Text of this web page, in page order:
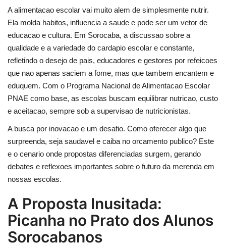
A alimentacao escolar vai muito alem de simplesmente nutrir.
Ela molda habitos, influencia a saude e pode ser um vetor de
educacao e cultura. Em Sorocaba, a discussao sobre a
qualidade e a variedade do cardapio escolar e constante,
refletindo o desejo de pais, educadores e gestores por refeicoes
que nao apenas saciem a fome, mas que tambem encantem e
eduquem. Com o Programa Nacional de Alimentacao Escolar
PNAE como base, as escolas buscam equilibrar nutricao, custo
e aceitacao, sempre sob a supervisao de nutricionistas.
A busca por inovacao e um desafio. Como oferecer algo que
surpreenda, seja saudavel e caiba no orcamento publico? Este
e o cenario onde propostas diferenciadas surgem, gerando
debates e reflexoes importantes sobre o futuro da merenda em
nossas escolas.
A Proposta Inusitada:
Picanha no Prato dos Alunos
Sorocabanos